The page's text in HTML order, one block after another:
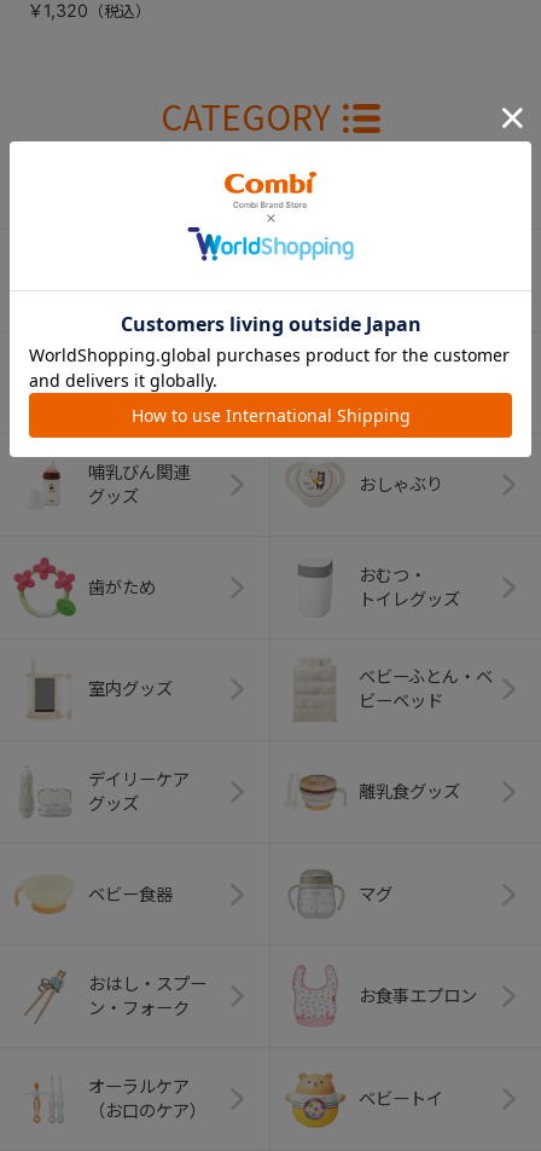
￥1,320
CATEGORY
ベビーラック＆
ベビーチェア
（子守帯）
哺乳びん関連
グッズ
おしゃぶり
歯がため
おむつ・
トイレグッズ
室内グッズ
ベビーふとん・ベ
ビーベッド
デイリーケア
グッズ
離乳食グッズ
ベビー食器 マグ
おはし・スプー
ン・フォーク
お食事エプロン
オーラルケア
（お口のケア）
ベビートイ